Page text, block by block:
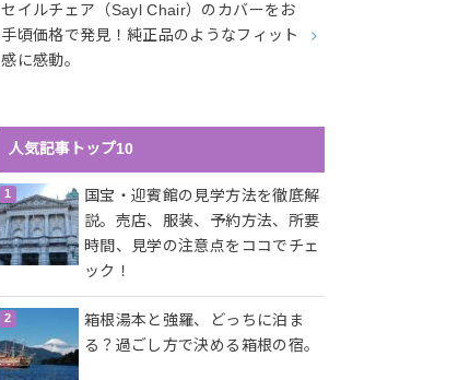
セイルチェア（Sayl Chair）のカバーをお
手頃価格で発見！純正品のようなフィット
感に感動。
人気記事トップ10
国宝・迎賓館の見学方法を徹底解
説。売店、服装、予約方法、所要
時間、見学の注意点をココでチェ
ック！
箱根湯本と強羅、どっちに泊ま
る？過ごし方で決める箱根の宿。